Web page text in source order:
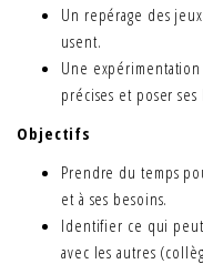
Un repérage des
usent.
Une
précises et poser ses
Objectifs
Prendre du temps
et à ses besoins.
Identifier ce qui peut
avec les autres